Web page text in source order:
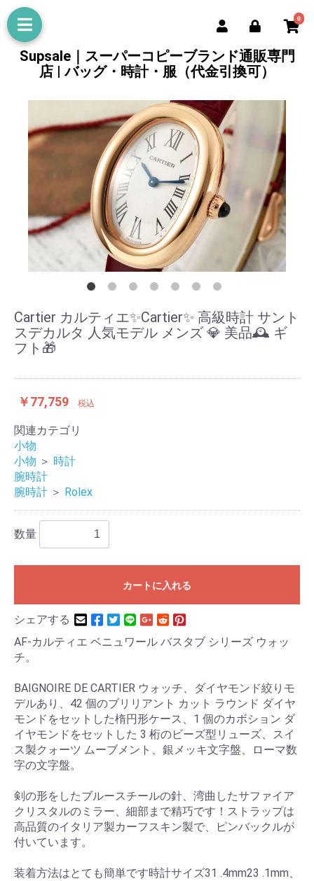
0
Supsale｜スーパーコピーブランド通販専門
店 | バッグ・時計・服（代金引換可）
Cartier カルティエ✨Cartier✨ 高級時計 サント
スデカルタ 人気モデル メンズ 💎 美品🕰️ ギ
フト🎁
￥77,759 税込
関連カテゴリ
小物
小物 ＞ 時計
腕時計
腕時計 ＞ Rolex
数量
カートに入れる
シェアする
AF-カルティエ ベニュワール バスタブ シリーズ ウォッ
チ。
BAIGNOIRE DE CARTIER ウォッチ、ダイヤモンド絞りモ
デルあり、42 個のブリリアント カット ラウンド ダイヤ
モンドをセットした楕円形ケース、1 個のカボション ダ
イヤモンドをセットした 3 桁のビーズ型リューズ、スイ
ス製クォーツ ムーブメント、銀メッキ文字盤、ローマ数
字の文字盤。
剣の形をしたブルースチールの針、湾曲したサファイア
クリスタルのミラー、細部まで精巧です！ストラップは
高品質のイタリア製カーフスキン製で、ピンバックルが
付いています。
装着方法はとても簡単です時計サイズ31 .4mm23 .1mm、